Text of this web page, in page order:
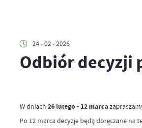
24 - 02 - 2026
Odbiór decyzji
W dniach 26 lutego - 12 marca
Po 12 marca decyzje będą doręczane